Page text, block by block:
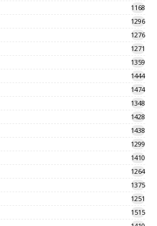
1168
1296
1276
1271
1359
1444
1474
1348
1428
1438
1299
1410
1264
1375
1251
1515